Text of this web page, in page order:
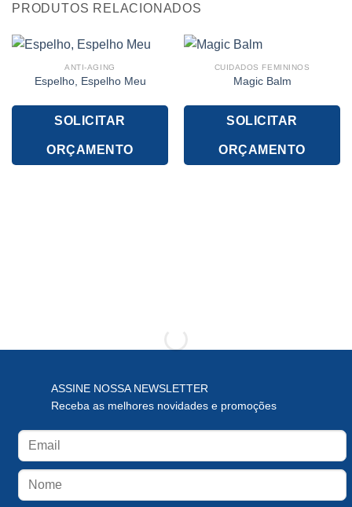
PRODUTOS RELACIONADOS
ANTI-AGING
Espelho, Espelho Meu
SOLICITAR
ORÇAMENTO
CUIDADOS FEMININOS
Magic Balm
SOLICITAR
ORÇAMENTO
ASSINE NOSSA NEWSLETTER
Receba as melhores novidades e promoções